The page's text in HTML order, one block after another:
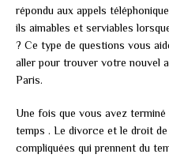
répondu aux appels
ils aimables et serviables
? Ce type de questions vous
aller pour trouver votre nouvel
Paris.
Une fois que vous avez
temps . Le divorce et le droit
compliquées qui prennent du